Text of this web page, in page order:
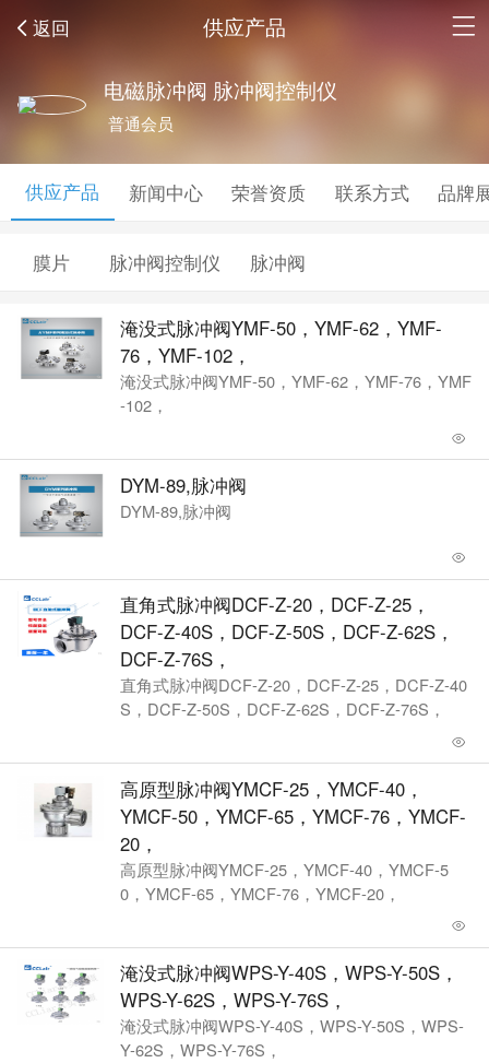
返回 供应产品
电磁脉冲阀 脉冲阀控制仪
普通会员
供应产品 新闻中心 荣誉资质 联系方式 品牌
膜片 脉冲阀控制仪 脉冲阀
淹没式脉冲阀YMF-50，YMF-62，YMF-
76，YMF-102，
淹没式脉冲阀YMF-50，YMF-62，YMF-76，YMF
-102，
DYM-89,脉冲阀
DYM-89,脉冲阀
直角式脉冲阀DCF-Z-20，DCF-Z-25，
DCF-Z-40S，DCF-Z-50S，DCF-Z-62S，
DCF-Z-76S，
直角式脉冲阀DCF-Z-20，DCF-Z-25，DCF-Z-40
S，DCF-Z-50S，DCF-Z-62S，DCF-Z-76S，
高原型脉冲阀YMCF-25，YMCF-40，
YMCF-50，YMCF-65，YMCF-76，YMCF-
20，
高原型脉冲阀YMCF-25，YMCF-40，YMCF-5
0，YMCF-65，YMCF-76，YMCF-20，
淹没式脉冲阀WPS-Y-40S，WPS-Y-50S，
WPS-Y-62S，WPS-Y-76S，
淹没式脉冲阀WPS-Y-40S，WPS-Y-50S，WPS-
Y-62S，WPS-Y-76S，